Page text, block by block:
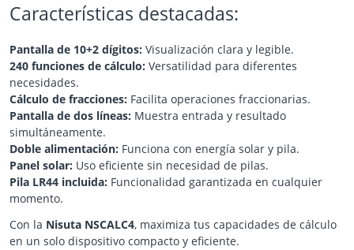
Características destacadas:
Pantalla de 10+2 dígitos: Visualización clara y legible.
240 funciones de cálculo: Versatilidad para diferentes
necesidades.
Cálculo de fracciones: Facilita operaciones fraccionarias.
Pantalla de dos líneas: Muestra entrada y resultado
simultáneamente.
Doble alimentación: Funciona con energía solar y pila.
Panel solar: Uso eficiente sin necesidad de pilas.
Pila LR44 incluida: Funcionalidad garantizada en cualquier
momento.
Con la Nisuta NSCALC4, maximiza tus capacidades de cálculo
en un solo dispositivo compacto y eficiente.